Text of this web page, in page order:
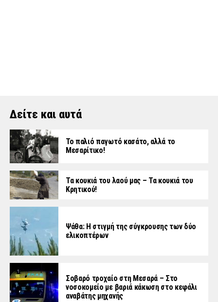
Δείτε και αυτά
Το παλιό παγωτό κασάτο, αλλά το
Μεσαρίτικο!
Τα κουκιά του λαού μας – Τα κουκιά του
Κρητικού!
Ψάθα: Η στιγμή της σύγκρουσης των δύο
ελικοπτέρων
Σοβαρό τροχαίο στη Μεσαρά – Στο
νοσοκομείο με βαριά κάκωση στο κεφάλι
αναβάτης μηχανής